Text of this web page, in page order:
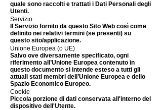
quale sono raccolti e trattati i Dati Personali degli
Utenti.
Servizio
Il Servizio fornito da questo Sito Web così come
definito nei relativi termini (se presenti) su
questo sito/applicazione.
Unione Europea (o UE)
Salvo ove diversamente specificato, ogni
riferimento all’Unione Europea contenuto in
questo documento si intende esteso a tutti gli
attuali stati membri dell’Unione Europea e dello
Spazio Economico Europeo.
Cookie
Piccola porzione di dati conservata all'interno del
dispositivo dell'Utente.